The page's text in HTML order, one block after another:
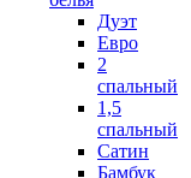
Дуэт
Евро
2
спальный
1,5
спальный
Сатин
Бамбук